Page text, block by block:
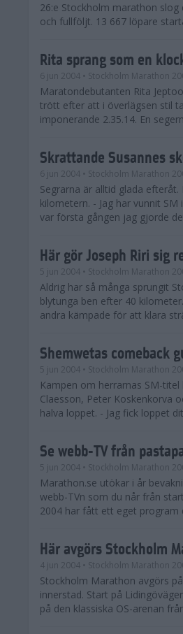
26:e Stockholm marathon
och fullföljt. 13 667 löpare
Rita sprang som en
6 jun 2004 • Stockholm Marathon
Maratondebutanten Rita
trött efter att i överlägsen stil
imponerande 2.35.14. En
Skrattande Susannes
6 jun 2004 • Stockholm Marathon
Segrarna är alltid glada
kilometern. - Jag har vunnit
var första gången jag gjorde
Här gör Joseph Riri sig
5 jun 2004 • Stockholm Marathon
Aldrig har så många sprungit
blytunga ben efter 40
andra kämpade för att klara
Shemwetas comeback
5 jun 2004 • Stockholm Marathon
Kampen om herrarnas SM-
Claesson, Peter Koskenkorva
halva loppet. - Jag fick loppet
Se webb-TV från
5 jun 2004 • Stockholm Marathon
Marathon.se utökar i år
webb-TVn som du når från
2004 har fått ett eget program
Här avgörs Stockholm
4 jun 2004 • Stockholm Marathon
Stockholm Marathon avgörs
innerstad. Start på
på den klassiska OS-arenan från